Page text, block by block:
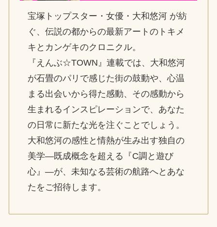
宝塚トップスター・女優・大和悠河 が紡
ぐ、伝説の都からの最新アートのトキメ
キとカンゲキのクロニクル。
『えんぶ☆TOWN』連載では、大和悠河
が石畳のパリで感じた街の鼓動や、心温
まる出会いから得た感動、その感動から
生まれるインスピレーションで、あなた
の日常に新たな光を注ぐことでしょう。
大和悠河の感性と情熱が生み出す独自の
美学―既成概念を超える『C調と遊び
心』―が、未知なる芸術の航路へとあな
たをご招待します。